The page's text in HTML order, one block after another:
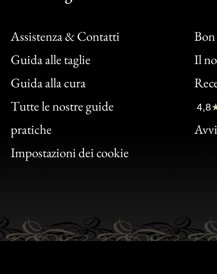
Assistenza & Contatti
Guida alle taglie
Guida alla cura
Tutte le nostre guide
pratiche
Impostazioni dei cookie
Il
Bon
Clic
Bon
4,8